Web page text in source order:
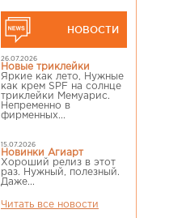
НОВОСТИ
26.07.2026
Новые триклейки
Яркие как лето, Нужные
как крем SPF на солнце
триклейки Мемуарис.
Непременно в
фирменных...
15.07.2026
Новинки Агиарт
Хороший релиз в этот
раз. Нужный, полезный.
Даже...
Читать все новости